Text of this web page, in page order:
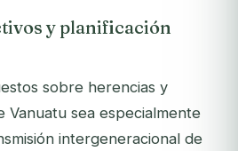
y planificación
sobre herencias y
Vanuatu sea especialmente
intergeneracional de